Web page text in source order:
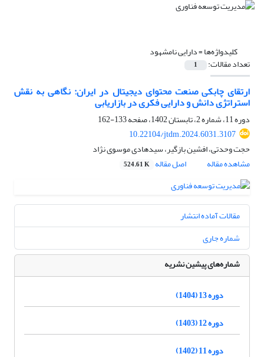
کلیدواژه‌ها =دارایی نامشهود
تعداد مقالات: 1
ارتقای چابکی صنعت محتوای دیجیتال در ایران: نگاهی به نقش
استراتژی دانش و دارایی فکری در بازاریابی
دوره 11، شماره 2، تابستان 1402، صفحه
133-162
10.22104/jtdm.2024.6031.3107
حجت وحدتی، افشین بازگیر، سیدهادی موسوی نژاد
مشاهده مقاله
اصل مقاله 524.61 K
مقالات آماده انتشار
شماره جاری
شماره‌های پیشین نشریه
دوره 13 (1404)
دوره 12 (1403)
دوره 11 (1402)